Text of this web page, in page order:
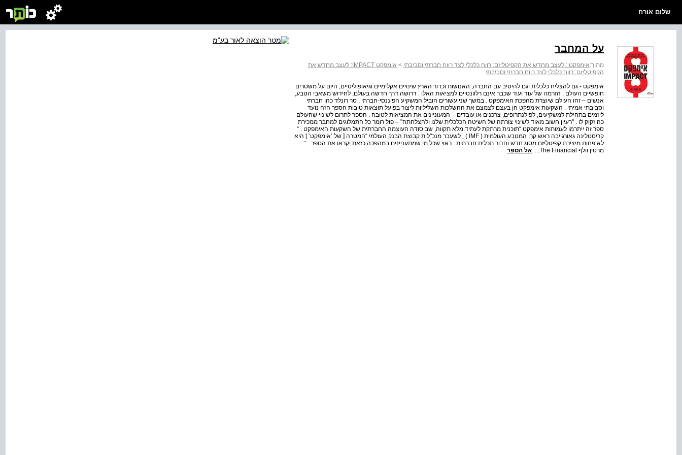
שלום אורח
על המחבר
מתוך:אימפקט : לעצב מחדש את הקפיטליזם: רווח כלכלי לצד רווח חברתי וסביבתי >
אימפקט IMPACT: לעצב מחדש את
הקפיטליזם: רווח כלכלי לצד רווח חברתי וסביבתי
אימפקט - גם להצליח כלכלית וגם להיטיב עם החברה, האנושות וכדור הארץ שינויים אקלימיים וגיאופוליטיים, היום על משטרים
חופשיים העולם . הזרמה של עוד ועוד שכבר אינם רלוונטיים למציאות האלו . דרושה דרך חדשה בעולם, לחידוש משאבי הטבע,
אנשים – זהו העולם שיוצרת מהפכת האימפקט . במשך שני עשורים הוביל המשקיע הפיננסי-חברתי , סר רונלד כהן חברתי
וסביבתי אמיתי . השקעות אימפקט הן בעצם לצמצם את ההשלכות השליליות ליצור בפועל תוצאות טובות הספר הזה נועד
ליזמים בתחילת למשקיעים, לפילנתרופים, צרכנים או עובדים – המעוניינים את המציאות לטובה . הספר לתרום לשינוי שהעולם
כה זקוק לו . "רעיון חשוב מאוד לשינוי צורתה של השיטה הכלכלית שלנו ולהצלחתה" – פול רומר כל התמלוגים למחבר ממכירת
ספר זה ייתרמו לעמותות אימפקט “תוכנית מרתקת לעתיד מלא תקווה, שביסודה העוצמה החברתית של השקעות האימפקט . “
קריסטלינה גאורגייבה ראש קרן המטבע העולמית ( IMF ) , לשעבר מנכ"לית קבוצת הבנק העולמי “המטרה [ של ‘אימפקט‘ ] היא
לא פחות מיצירת קפיטליזם מסוג חדש וחדור תכלית חברתית . ראוי שכל מי שמתעניינים במהפכה כזאת יקראו את הספר . “
מרטין וולף The Financial...
אל הספר